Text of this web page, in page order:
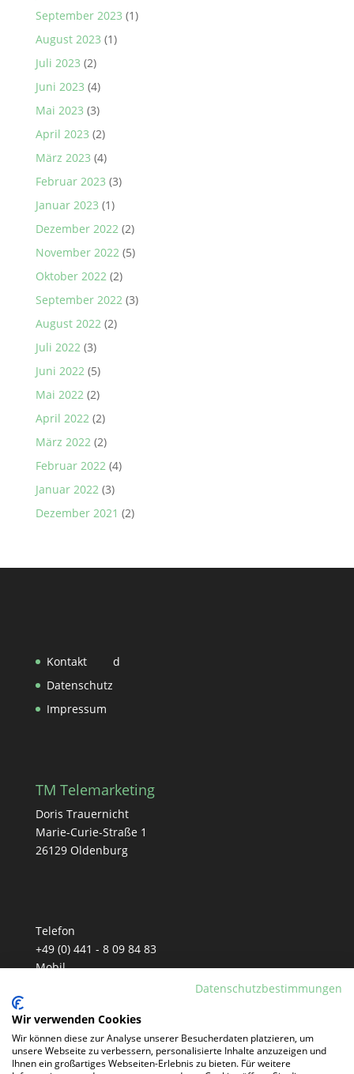
September 2023 (1)
August 2023 (1)
Juli 2023 (2)
Juni 2023 (4)
Mai 2023 (3)
April 2023 (2)
März 2023 (4)
Februar 2023 (3)
Januar 2023 (1)
Dezember 2022(2)
November 2022(5)
Oktober 2022(2)
September 2022(3)
August 2022(2)
Juli 2022(3)
Juni 2022(5)
Mai 2022(2)
April 2022(2)
März 2022(2)
Februar 2022(4)
Januar 2022(3)
Dezember 2021 (2)
Kontakt
Datenschutz
Impressum
d
TM Telemarketing
Doris Trauernicht
Marie-Curie-Straße 1
26129 Oldenburg
Telefon
+49 (0) 441 - 8 09 84 83
Mobil
info@tm-telemarketing.de
Datenschutzbestimmungen
Wir verwenden Cookies
Wir können diese zur Analyse unserer Besucherdaten platzieren, um
unsere Webseite zu verbessern, personalisierte Inhalte anzuzeigen und
Ihnen ein großartiges Webseiten-Erlebnis zu bieten. Für weitere